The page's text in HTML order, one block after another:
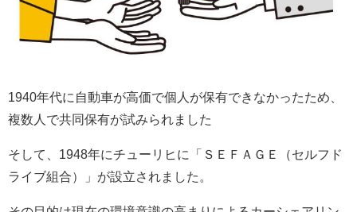
1940年代に自動車が高価で個人が保有できなかったため、
複数人で共同保有が試みられました
そして、1948年にチューリヒに「ＳＥＦＡＧＥ（セルフド
ライブ組合）」が設立されました。